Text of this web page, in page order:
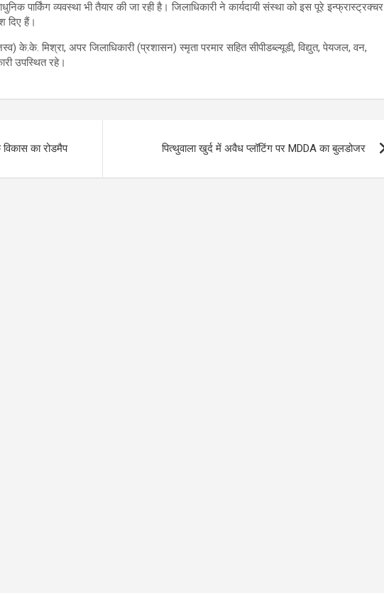
पार्किंग व्यवस्था भी तैयार की जा रही है। जिलाधिकारी ने कार्यदायी संस्था को इस पूरे इन्फ्रास्ट्रक्चर
दिए हैं।
के.के. मिश्रा, अपर जिलाधिकारी (प्रशासन) स्मृता परमार सहित सीपीडब्ल्यूडी, विद्युत, पेयजल, वन,
उपस्थित रहे।
का रोडमैप पित्थुवाला खुर्द में अवैध प्लॉटिंग पर MDDA का बुलडोजर